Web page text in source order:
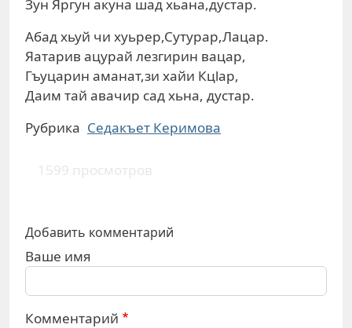
Зун Яргун акуна шад хьана,дустар.
Абад хьуй чи хуьрер,Сутурар,Лацар.
Яатарив ацурай лезгирин вацар,
Гъуцарин аманат,зи хайи Кцlар,
Даим тай авачир сад хьна, дустар.
Рубрика Седакъет Керимова
1599 просмотров
Добавить комментарий
Ваше имя
Комментарий